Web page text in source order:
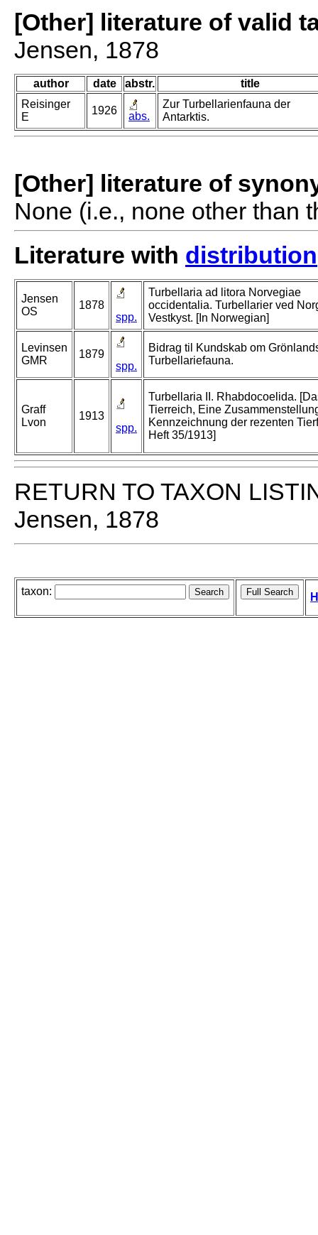
[Other] literature of valid
Jensen, 1878
author date abstr.
title
Reisinger
E
1926 abs.
Zur Turbellarienfauna der
Antarktis.
[Other] literature of
None (i.e., none other than
Literature with distribution
Jensen
OS
1878
spp.
Turbellaria ad litora Norvegiae
occidentalia. Turbellarier ved
Vestkyst. [In Norwegian]
Levinsen
GMR
1879
spp.
Bidrag til Kundskab om
Turbellariefauna.
Graff
Lvon
1913
spp.
Turbellaria II. Rhabdocoelida.
Tierreich, Eine
Kennzeichnung der rezenten
Heft 35/1913]
RETURN TO TAXON
Jensen, 1878
taxon: